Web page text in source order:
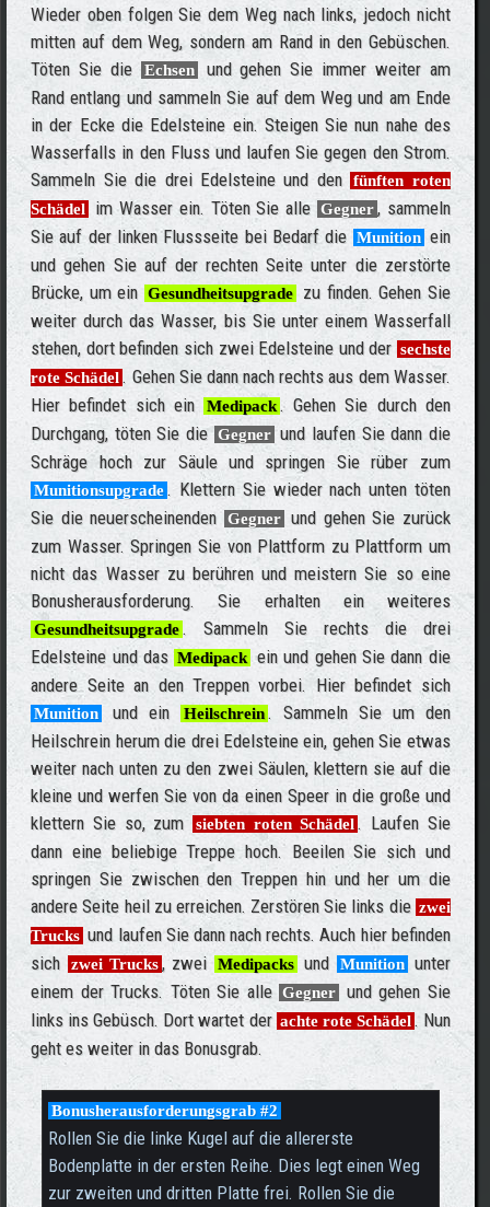
Wieder oben folgen Sie dem Weg nach links, jedoch nicht
mitten auf dem Weg, sondern am Rand in den Gebüschen.
Töten Sie die
Echsenund gehen Sie immer weiter am
Rand entlang und sammeln Sie auf dem Weg und am Ende
in der Ecke die Edelsteine ein. Steigen Sie nun nahe des
Wasserfalls in den Fluss und laufen Sie gegen den Strom.
Sammeln Sie die drei Edelsteine und denfünften roten
Schädel
im Wasser ein. Töten Sie alleGegner, sammeln
Sie auf der linken Flussseite bei Bedarf die Munitionein
und gehen Sie auf der rechten Seite unter die zerstörte
Brücke, um einGesundheitsupgrade
zu finden. Gehen Sie
weiter durch das Wasser, bis Sie unter einem Wasserfall
stehen, dort befinden sich zwei Edelsteine und der sechste
rote Schädel . Gehen Sie dann nach rechts aus dem Wasser.
Hier befindet sich ein
Medipack . Gehen Sie durch den
Durchgang, töten Sie die Gegnerund laufen Sie dann die
Schräge hoch zur Säule und springen Sie rüber zum
Munitionsupgrade . Klettern Sie wieder nach unten töten
Sie die neuerscheinenden
Gegnerund gehen Sie zurück
zum Wasser. Springen Sie von Plattform zu Plattform um
nicht das Wasser zu berühren und meistern Sie so eine
Bonusherausforderung. Sie erhalten ein weiteres
Gesundheitsupgrade . Sammeln Sie rechts die drei
Edelsteine und dasMedipack ein und gehen Sie dann die
andere Seite an den Treppen vorbei. Hier befindet sich
Munition und einHeilschrein . Sammeln Sie um den
Heilschrein herum die drei Edelsteine ein, gehen Sie etwas
weiter nach unten zu den zwei Säulen, klettern sie auf die
kleine und werfen Sie von da einen Speer in die große und
klettern Sie so, zum
siebten roten Schädel . Laufen Sie
dann eine beliebige Treppe hoch. Beeilen Sie sich und
springen Sie zwischen den Treppen hin und her um die
andere Seite heil zu erreichen. Zerstören Sie links die zwei
Trucks und laufen Sie dann nach rechts. Auch hier befinden
sich
zwei Trucks, zwei Medipacksund Munitionunter
einem der Trucks. Töten Sie alleGegner
und gehen Sie
links ins Gebüsch. Dort wartet der achte rote Schädel. Nun
geht es weiter in das Bonusgrab.
Bonusherausforderungsgrab #2
Rollen Sie die linke Kugel auf die allererste
Bodenplatte in der ersten Reihe. Dies legt einen Weg
zur zweiten und dritten Platte frei. Rollen Sie die